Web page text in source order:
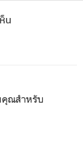
น
คุณสำหรับ